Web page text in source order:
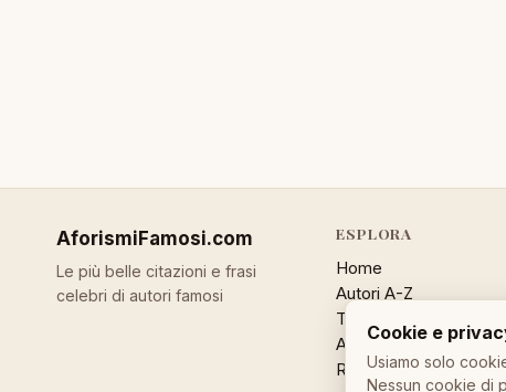
AforismiFamosi.com
Le più belle citazioni e frasi
celebri di autori famosi
ESPLORA
Home
Autori A-Z
Temi
Aforisma a caso
Ricerca
Cookie e
Usiamo solo
Nessun cookie di